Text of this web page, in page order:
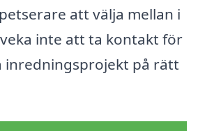
att välja mellan i
inte att ta kontakt för
inredningsprojekt på rätt